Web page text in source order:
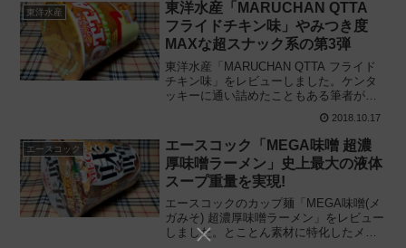
東洋水産
東洋水産「MARUCHAN QTTA
フライドチキン味」やみつき度
MAXな超スナック系の第3弾
東洋水産「MARUCHAN QTTA フライド
チキン味」をレビューしました。ケンタ
ッキーに通い詰めたこともある筆者がフ
メンを実食し、その感想と経験をもとに
評価します。2018/10/15新発売
2018.10.17
エースコック
エースコック「MEGA味噌 超濃
厚味噌ラーメン」史上最大の液体
スープ重量を実現!
エースコックのカップ麺「MEGA味噌(メ
ガみそ) 超濃厚味噌ラーメン」をレビュー
しました。とことん素材に特化したメガ